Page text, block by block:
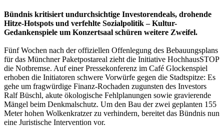
Bündnis kritisiert undurchsichtige Investorendeals, drohende
Hitze-Hotspots und verfehlte Sozialpolitik – Kultur-
Gedankenspiele um Konzertsaal schüren weitere Zweifel.
Fünf Wochen nach der offiziellen Offenlegung des Bebauungsplans
für das Münchner Paketpostareal zieht die Initiative HochhausSTOP
die Notbremse. Auf einer Pressekonferenz im Café Glockenspiel
erhoben die Initiatoren schwere Vorwürfe gegen die Stadtspitze: Es
gehe um fragwürdige Finanz-Rochaden zugunsten des Investors
Ralf Büschl, akute ökologische Fehlplanungen sowie gravierende
Mängel beim Denkmalschutz. Um den Bau der zwei geplanten 155
Meter hohen Wolkenkratzer zu verhindern, bereitet das Bündnis nun
eine Juristische Intervention vor.